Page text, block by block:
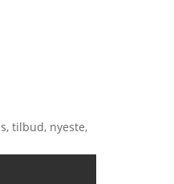
tilbud, nyeste,